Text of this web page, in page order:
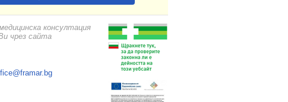
консултация
чрез сайта